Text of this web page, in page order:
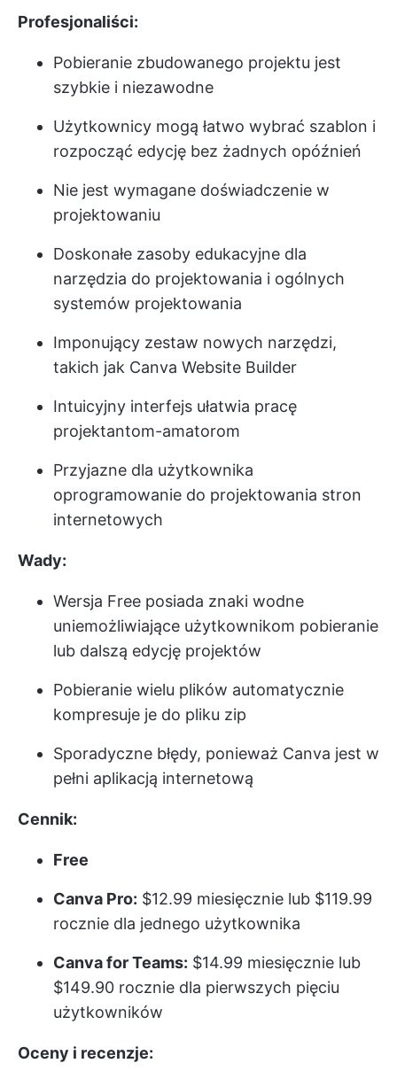
Profesjonaliści:
Pobieranie zbudowanego projektu jest
szybkie i niezawodne
Użytkownicy mogą łatwo wybrać szablon i
rozpocząć edycję bez żadnych opóźnień
Nie jest wymagane doświadczenie w
projektowaniu
Doskonałe zasoby edukacyjne dla
narzędzia do projektowania i ogólnych
systemów projektowania
Imponujący zestaw nowych narzędzi,
takich jak Canva Website Builder
Intuicyjny interfejs ułatwia pracę
projektantom-amatorom
Przyjazne dla użytkownika
oprogramowanie do projektowania stron
internetowych
Wady:
Wersja Free posiada znaki wodne
uniemożliwiające użytkownikom pobieranie
lub dalszą edycję projektów
Pobieranie wielu plików automatycznie
kompresuje je do pliku zip
Sporadyczne błędy, ponieważ Canva jest w
pełni aplikacją internetową
Cennik:
Free
Canva Pro: $12.99 miesięcznie lub $119.99
rocznie dla jednego użytkownika
Canva for Teams: $14.99 miesięcznie lub
$149.90 rocznie dla pierwszych pięciu
użytkowników
Oceny i recenzje: